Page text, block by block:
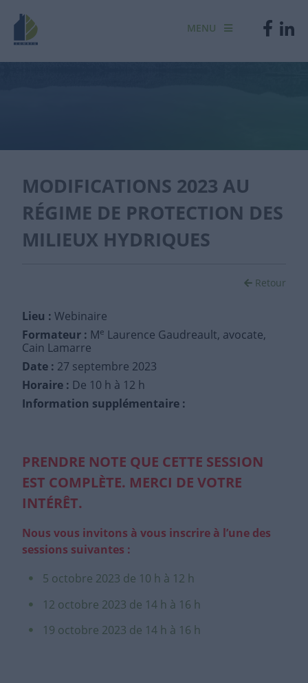
MENU
MODIFICATIONS 2023 AU
RÉGIME DE PROTECTION DES
MILIEUX HYDRIQUES
Retour
Lieu : Webinaire
Formateur : Me Laurence Gaudreault, avocate,
Cain Lamarre
Date : 27 septembre 2023
Horaire : De 10 h à 12 h
Information supplémentaire :
PRENDRE NOTE QUE CETTE SESSION
EST COMPLÈTE. MERCI DE VOTRE
INTÉRÊT.
Nous vous invitons à vous inscrire à l’une des
sessions suivantes :
5 octobre 2023 de 10 h à 12 h
12 octobre 2023 de 14 h à 16 h
19 octobre 2023 de 14 h à 16 h